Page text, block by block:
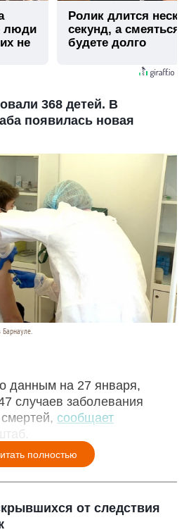
люди
не
Ролик длится
секунд, а
будете долго
368 детей. В
появилась новая
данным на 27 января,
случаев заболевания
сообщает
полностью
от следствия